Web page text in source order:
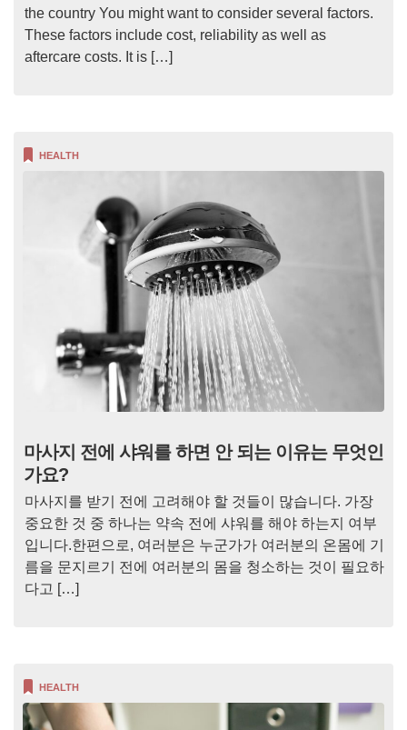
the country You might want to consider several factors.
These factors include cost, reliability as well as
aftercare costs. It is […]
HEALTH
마사지 전에 샤워를 하면 안 되는 이유는 무엇인
가요?
마사지를 받기 전에 고려해야 할 것들이 많습니다. 가장
중요한 것 중 하나는 약속 전에 샤워를 해야 하는지 여부
입니다.한편으로, 여러분은 누군가가 여러분의 온몸에 기
름을 문지르기 전에 여러분의 몸을 청소하는 것이 필요하
다고 […]
HEALTH